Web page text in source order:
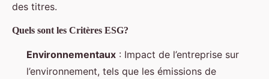
des titres.
Quels sont les Critères ESG?
Environnementaux : Impact de l’entreprise sur
l’environnement, tels que les émissions de